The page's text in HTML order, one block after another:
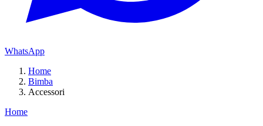
WhatsApp
Home
Bimba
Accessori
Home